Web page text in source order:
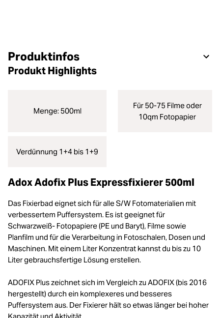
Produktinfos
Produkt Highlights
Menge: 500ml
Für 50-75 Filme oder
10qm Fotopapier
Verdünnung 1+4 bis 1+9
Adox Adofix Plus Expressfixierer 500ml
Das Fixierbad eignet sich für alle S/W Fotomaterialien mit
verbessertem Puffersystem. Es ist geeignet für
Schwarzweiß- Fotopapiere (PE und Baryt), Filme sowie
Planfilm und für die Verarbeitung in Fotoschalen, Dosen und
Maschinen. Mit einem Liter Konzentrat kannst du bis zu 10
Liter gebrauchsfertige Lösung erstellen.
ADOFIX Plus zeichnet sich im Vergleich zu ADOFIX (bis 2016
hergestellt) durch ein komplexeres und besseres
Puffersystem aus. Der Fixierer hält so etwas länger bei hoher